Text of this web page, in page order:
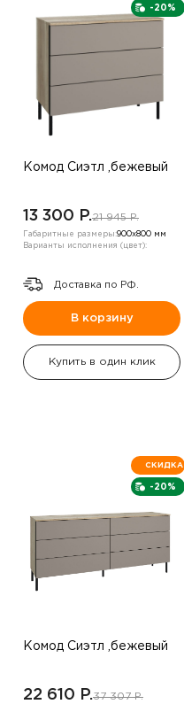
-20%
Комод Сиэтл ,бежевый
13 300 P.21 945 P.
Габаритные размеры:900х800 мм
Варианты исполнения (цвет):
Доставка по РФ.
В корзину
Купить в один клик
-20%
СКИДКА
Комод Сиэтл ,бежевый
22 610 P.37 307 P.